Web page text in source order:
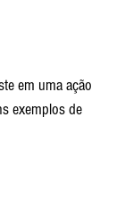
em uma ação
exemplos de